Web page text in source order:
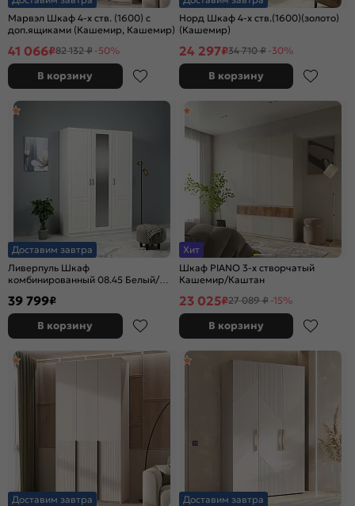
Марвэл Шкаф 4-х ств. (1600) с
доп.ящиками (Кашемир, Кашемир)
41 066₽82 132 ₽ -50%
В корзину
Норд Шкаф 4-х ств.(1600)(золото)
(Кашемир)
24 297₽34 710 ₽ -30%
В корзину
Доставим завтра
Ливерпуль Шкаф
комбинированный 08.45 Белый/
39 799₽
В корзину
Хит
Шкаф PIANO 3-х створчатый
Кашемир/Каштан
23 025₽27 089 ₽ -15%
В корзину
Доставим завтра
Доставим завтра